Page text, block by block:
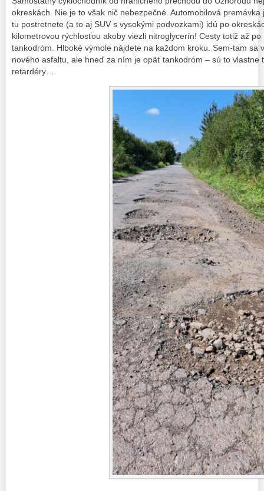
okreskách. Nie je to však nič nebezpečné. Automobilová
tu postretnete (a to aj SUV s vysokými podvozkami) idú po
kilometrovou rýchlosťou akoby viezli nitroglycerín! Cesty totiž až
tankodróm. Hlboké výmole nájdete na každom kroku. Sem-tam sa
nového asfaltu, ale hneď za ním je opäť tankodróm – sú to vlastne
retardéry…